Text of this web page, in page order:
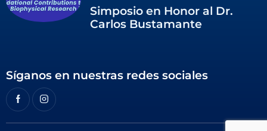
Simposio en Honor al Dr.
Carlos Bustamante
Síganos en nuestras redes sociales